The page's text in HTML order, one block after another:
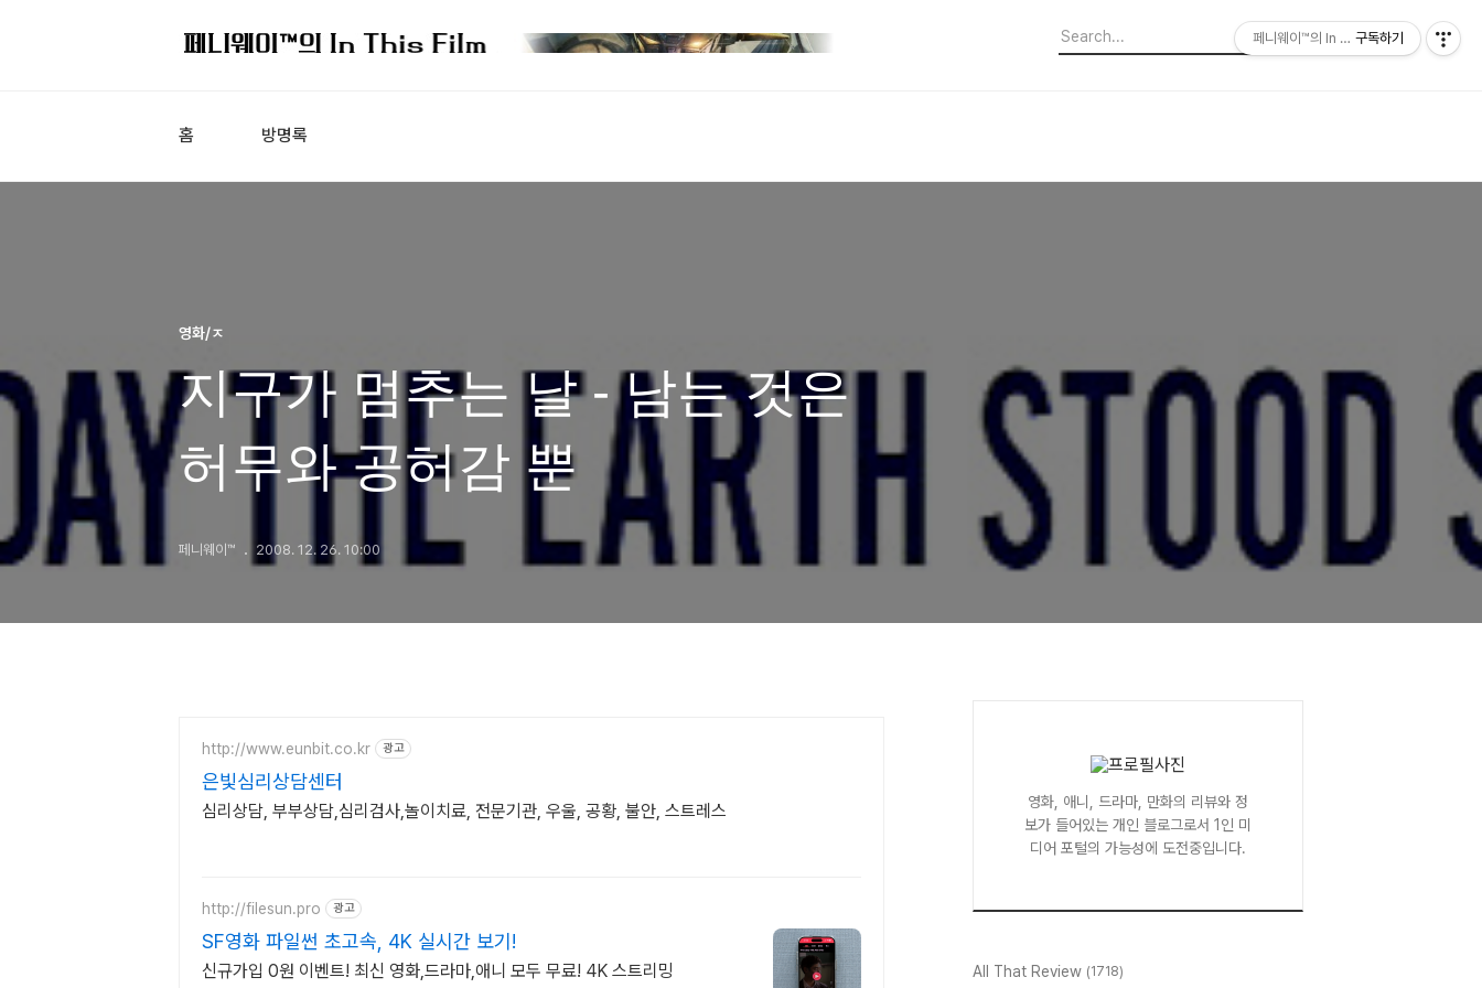
홈 방명록
영화/ㅈ
지구가 멈추는 날 - 남는 것은
허무와 공허감 뿐
페니웨이™ 2008. 12. 26. 10:00
http://www.eunbit.co.kr 광고
은빛심리상담센터
심리상담, 부부상담,심리검사,놀이치료, 전문기관, 우울, 공황, 불안, 스트레스
http://filesun.pro 광고
SF영화 파일썬 초고속, 4K 실시간 보기!
신규가입 0원 이벤트! 최신 영화,드라마,애니 모두 무료! 4K 스트리밍
영화, 애니, 드라마, 만화의 리뷰와 정
보가 들어있는 개인 블로그로서 1인 미
디어 포털의 가능성에 도전중입니다.
All That Review (1718)
페니웨이™의 In This Film
구독하기